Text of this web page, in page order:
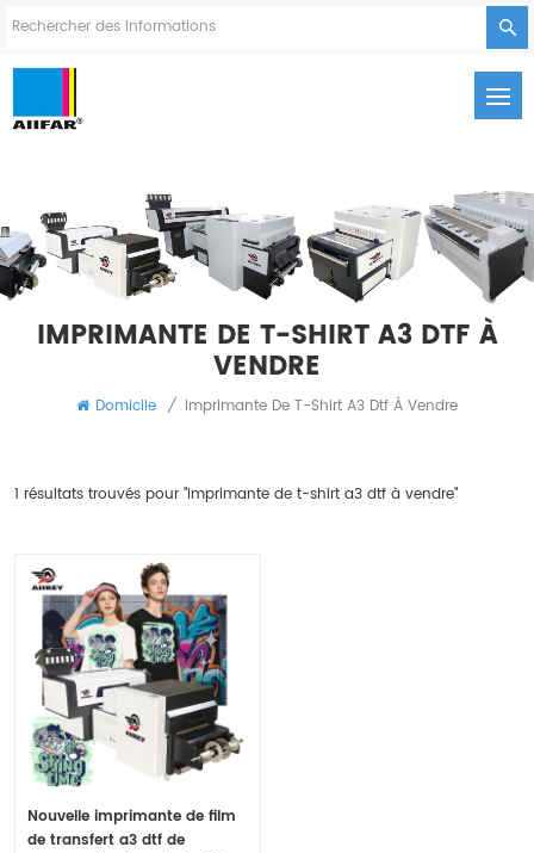
IMPRIMANTE DE T-SHIRT A3 DTF À
VENDRE
Domicile / Imprimante De T-Shirt A3 Dtf À Vendre
1 résultats trouvés pour "imprimante de t-shirt a3 dtf à vendre"
Nouvelle imprimante de film
de transfert a3 dtf de